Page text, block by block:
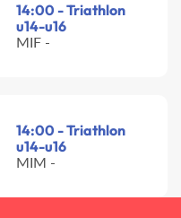
14:00 - Triathlon
u14-u16
MIF -
14:00 - Triathlon
u14-u16
MIM -